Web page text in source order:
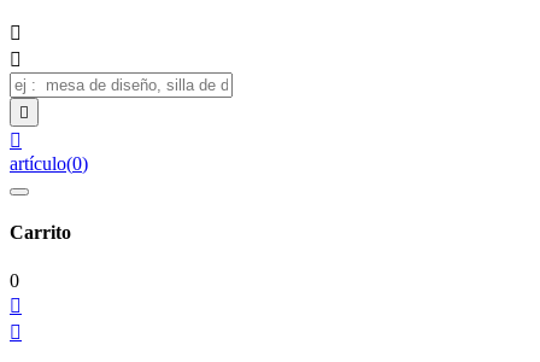




artículo(0)
Carrito
0

